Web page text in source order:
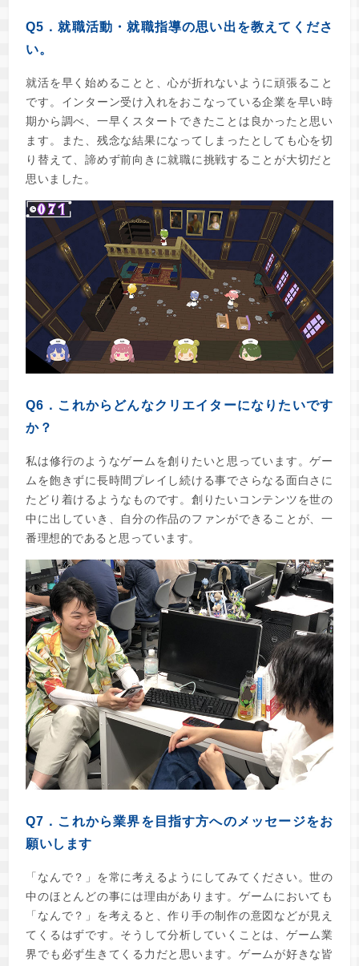
Q5．就職活動・就職指導の思い出を教えてくださ
い。
就活を早く始めることと、心が折れないように頑張ること
です。インターン受け入れをおこなっている企業を早い時
期から調べ、一早くスタートできたことは良かったと思い
ます。また、残念な結果になってしまったとしても心を切
り替えて、諦めず前向きに就職に挑戦することが大切だと
思いました。
Q6．これからどんなクリエイターになりたいです
か？
私は修行のようなゲームを創りたいと思っています。ゲー
ムを飽きずに長時間プレイし続ける事でさらなる面白さに
たどり着けるようなものです。創りたいコンテンツを世の
中に出していき、自分の作品のファンができることが、一
番理想的であると思っています。
Q7．これから業界を目指す方へのメッセージをお
願いします
「なんで？」を常に考えるようにしてみてください。世の
中のほとんどの事には理由があります。ゲームにおいても
「なんで？」を考えると、作り手の制作の意図などが見え
てくるはずです。そうして分析していくことは、ゲーム業
界でも必ず生きてくる力だと思います。ゲームが好きな皆